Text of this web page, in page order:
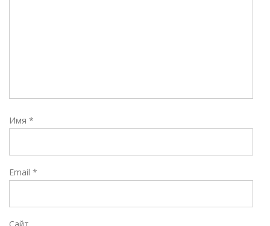
Имя *
Email *